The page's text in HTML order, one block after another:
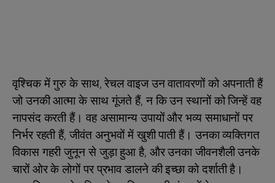
वृश्चिक में गुरु के साथ, रेचल वाइज उन वातावरणों को अपनाती हैं
जो उनकी आत्मा के साथ गूंजते हैं, न कि उन स्थानों को जिन्हें वह
नापसंद करती हैं। वह असामान्य उपायों और भव्य समाधानों पर
निर्भर रहती हैं, जीवंत अनुभवों में खुशी पाती हैं। उनका व्यक्तिगत
विकास गहरी जुनून से जुड़ा हुआ है, और उनका जीवनशैली उनके
चारों ओर के लोगों पर प्रभाव डालने की इच्छा को दर्शाती है।